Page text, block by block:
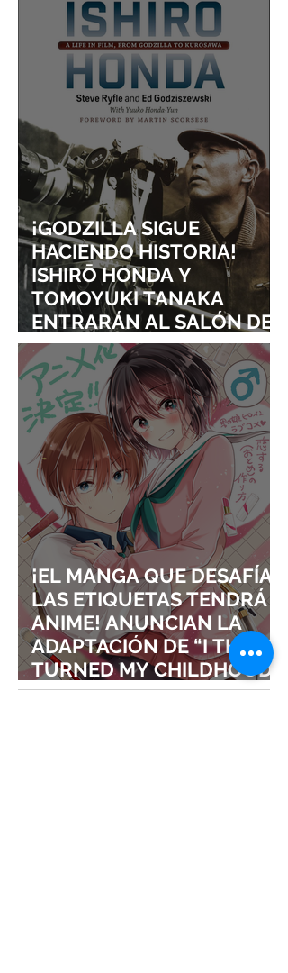
¡GODZILLA SIGUE
HACIENDO HISTORIA!
ISHIRŌ HONDA Y
TOMOYUKI TANAKA
ENTRARÁN AL SALÓN DE
LA FAMA DE LOS EFECTOS
VISUALES
¡EL MANGA QUE DESAFÍA
LAS ETIQUETAS TENDRÁ
ANIME! ANUNCIAN LA
ADAPTACIÓN DE “I THINK I
TURNED MY CHILDHOOD
FRIEND INTO A GIRL”